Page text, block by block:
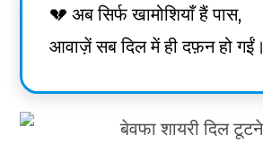
💔 अब सिर्फ खामोशियाँ हैं पास,
आवाज़ें सब दिल में ही दफ़न हो गईं।